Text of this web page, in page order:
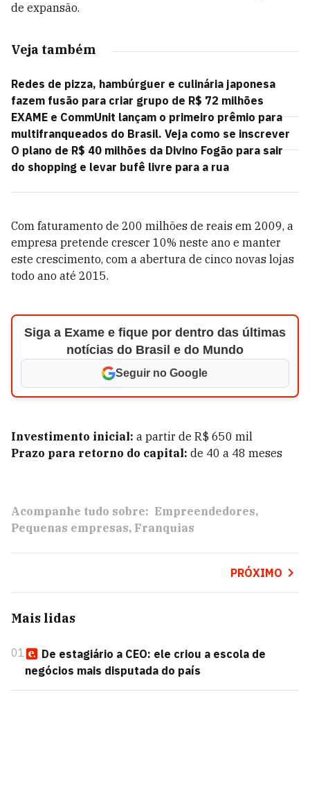
de expansão.
Veja também
Redes de pizza, hambúrguer e culinária japonesa
fazem fusão para criar grupo de R$ 72 milhões
EXAME e CommUnit lançam o primeiro prêmio para
multifranqueados do Brasil. Veja como se inscrever
O plano de R$ 40 milhões da Divino Fogão para sair
do shopping e levar bufê livre para a rua
Com faturamento de 200 milhões de reais em 2009, a
empresa pretende crescer 10% neste ano e manter
este crescimento, com a abertura de cinco novas lojas
todo ano até 2015.
Siga a Exame e fique por dentro das últimas
notícias do Brasil e do Mundo
Seguir no Google
Investimento inicial: a partir de R$ 650 mil
Prazo para retorno do capital: de 40 a 48 meses
Acompanhe tudo sobre: Empreendedores
Pequenas empresas Franquias
PRÓXIMO
Mais lidas
01
De estagiário a CEO: ele criou a escola de
negócios mais disputada do país